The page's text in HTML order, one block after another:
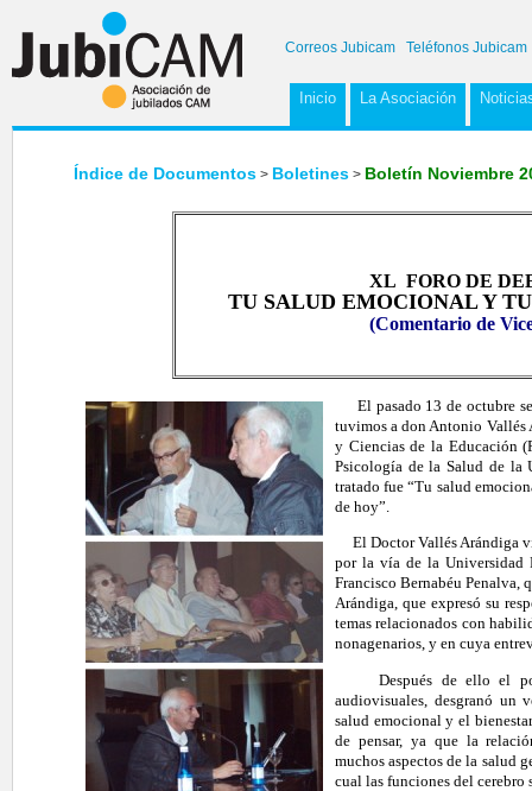
Correos Jubicam Teléfonos Jubicam
Inicio La Asociación
Índice de Documentos > Boletines > Boletín Noviembre
XL FORO DE
TU SALUD EMOCIONAL Y
(Comentario de
El pasado 13 de octubre
tuvimos a don Antonio Vallés
y Ciencias de la Educación
Psicología de la Salud de la
tratado fue “Tu salud
de hoy”.
El Doctor Vallés Arándiga
por la vía de la Universidad
Francisco Bernabéu Penalva,
Arándiga, que expresó su
temas relacionados con
nonagenarios, y en cuya
Después de ello el
audiovisuales, desgranó un
salud emocional y el
de pensar, ya que la
muchos aspectos de la salud
cual las funciones del cerebro